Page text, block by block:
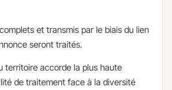
et transmis par le biais du lien
seront traités.​
territoire accorde la plus haute
de traitement face à la diversité